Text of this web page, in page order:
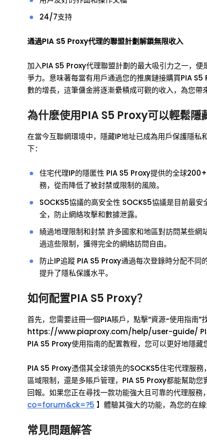
24/7支持
通過PIA S5 Proxy代理的聯盟計劃解鎖無限收入
加入PIA S5 Proxy代理聯盟計劃的最大吸引力之一，
爭力。意味著每當有用戶通過您的推廣鏈接購買PIA
數的增長，這筆傭金將逐漸纍積成可觀的收入，為您帶
為什麽使用PIA S5 Proxy可以輕鬆隱
在當今互聯網環境中，隱藏IP地址已成為用戶保護隱
下：
住宅代理IP的隱匿性 PIA S5 Proxy提供的全球
務，從而降低了被封禁或限制的風險。
SOCKS5協議的高安全性 SOCKS5協議是目前最
全，防止網絡攻擊和數據泄露。
繞過地理限制和封禁 許多國家和地區對訪問某些
過這些限制，獲得完全的網絡訪問自由。
防止IP追蹤 PIA S5 Proxy通過每次登錄時分配不同
提升了隱私保護水平。
如何配置PIA S5 Proxy？
首先，您需要註冊一個PIA賬戶，點擊“資源-使用指南”
https://www.piaproxy.com/help/user-guide/ PIA
PIA S5 Proxy使用指南的配置教程，您可以更好地隱藏
PIA S5 Proxy憑借其全球領先的SOCKS5住宅代理服
區域限制，還是多賬戶管理，PIA S5 Proxy都能幫助
回報。如果您正在尋找一款功能強大且可靠的代理服
co=forum&ck=?5 】體驗其強大的功能，為您的在線
常見問題解答